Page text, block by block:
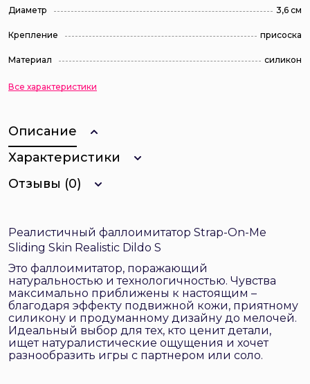
Диаметр 3,6 см
Крепление присоска
Материал силикон
Все характеристики
Описание
Характеристики
Отзывы (0)
Реалистичный фаллоимитатор Strap-On-Me
Sliding Skin Realistic Dildo S
Это фаллоимитатор, поражающий
натуральностью и технологичностью. Чувства
максимально приближены к настоящим –
благодаря эффекту подвижной кожи, приятному
силикону и продуманному дизайну до мелочей.
Идеальный выбор для тех, кто ценит детали,
ищет натуралистические ощущения и хочет
разнообразить игры с партнером или соло.